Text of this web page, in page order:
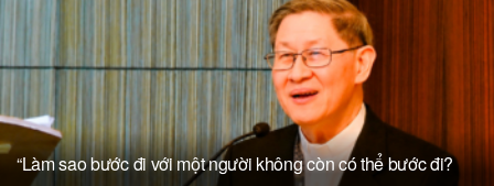
“Làm sao bước đi với một người không còn có thể bước đi?